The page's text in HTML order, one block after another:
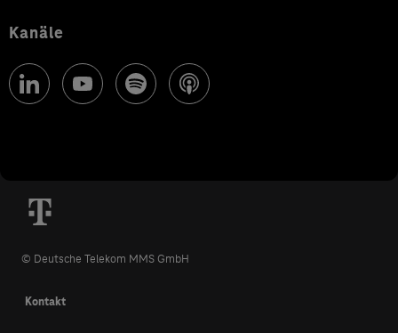
Kanäle
© Deutsche Telekom MMS GmbH
Kontakt